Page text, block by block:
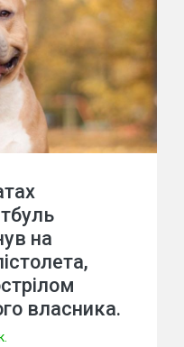
на
власника.